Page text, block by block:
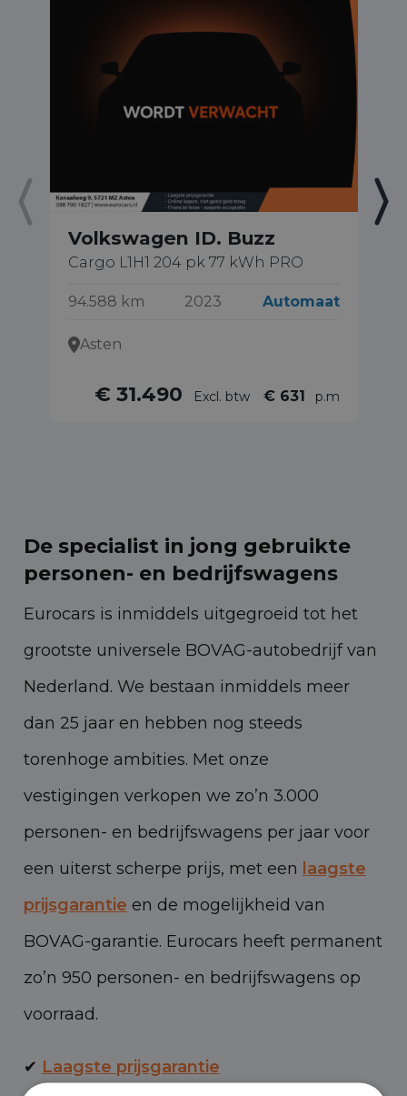
Volkswagen ID. Buzz
Cargo L1H1 204 pk 77 kWh PRO
94.588 km 2023 Automaat
Asten
€ 31.490 Excl. btw € 631 p.m
De specialist in jong gebruikte
personen- en bedrijfswagens
Eurocars is inmiddels uitgegroeid tot het
grootste universele BOVAG-autobedrijf van
Nederland. We bestaan inmiddels meer
dan 25 jaar en hebben nog steeds
torenhoge ambities. Met onze
vestigingen verkopen we zo’n 3.000
personen- en bedrijfswagens per jaar voor
een uiterst scherpe prijs, met een laagste
prijsgarantie en de mogelijkheid van
BOVAG-garantie. Eurocars heeft permanent
zo’n 950 personen- en bedrijfswagens op
voorraad.
✔ Laagste prijsgarantie